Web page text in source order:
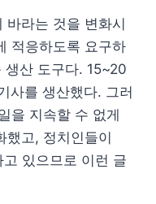
바라는 것을 변화시
적응하도록 요구하
생산 도구다. 15~20
사를 생산했다. 그러
을 지속할 수 없게
했고, 정치인들이
있으므로 이런 글